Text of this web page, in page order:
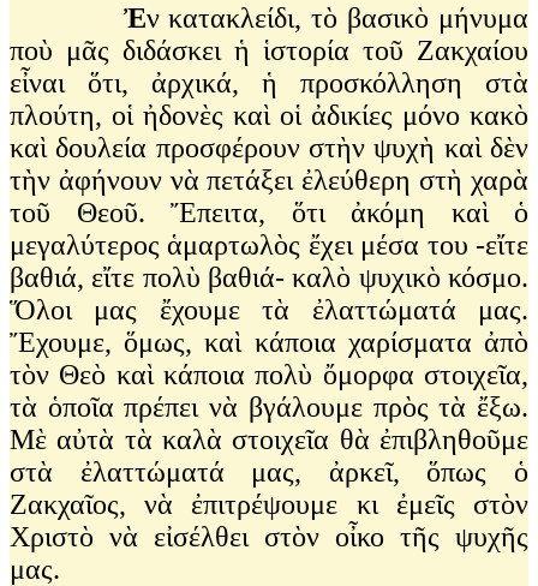
Ἐν κατακλείδι, τὸ βασικὸ μήνυμα
ποὺ μᾶς διδάσκει ἡ ἱστορία τοῦ Ζακχαίου
εἶναι ὅτι, ἀρχικά, ἡ προσκόλληση στὰ
πλούτη, οἱ ἠδονὲς καὶ οἱ ἀδικίες μόνο κακὸ
καὶ δουλεία προσφέρουν στὴν ψυχὴ καὶ δὲν
τὴν ἀφήνουν νὰ πετάξει ἐλεύθερη στὴ χαρὰ
τοῦ Θεοῦ. Ἔπειτα, ὅτι ἀκόμη καὶ ὁ
μεγαλύτερος ἁμαρτωλὸς ἔχει μέσα του -εἴτε
βαθιά, εἴτε πολὺ βαθιά- καλὸ ψυχικὸ κόσμο.
Ὅλοι μας ἔχουμε τὰ ἐλαττώματά μας.
Ἔχουμε, ὅμως, καὶ κάποια χαρίσματα ἀπὸ
τὸν Θεὸ καὶ κάποια πολὺ ὄμορφα στοιχεῖα,
τὰ ὁποῖα πρέπει νὰ βγάλουμε πρὸς τὰ ἔξω.
Μὲ αὐτὰ τὰ καλὰ στοιχεῖα θὰ ἐπιβληθοῦμε
στὰ ἐλαττώματά μας, ἀρκεῖ, ὅπως ὁ
Ζακχαῖος, νὰ ἐπιτρέψουμε κι ἐμεῖς στὸν
Χριστὸ νὰ εἰσέλθει στὸν οἶκο τῆς ψυχῆς
μας.